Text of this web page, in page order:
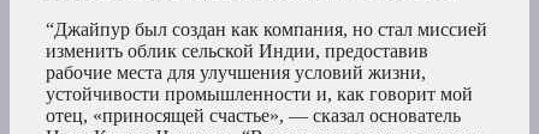
“Джайпур был создан как компания, но стал миссией
изменить облик сельской Индии, предоставив
рабочие места для улучшения условий жизни,
устойчивости промышленности и, как говорит мой
отец, «приносящей счастье», — сказал основатель